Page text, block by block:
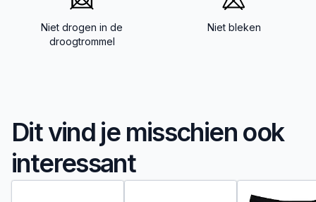
Niet drogen in de
droogtrommel
Niet bleken
Dit vind je misschien ook
interessant